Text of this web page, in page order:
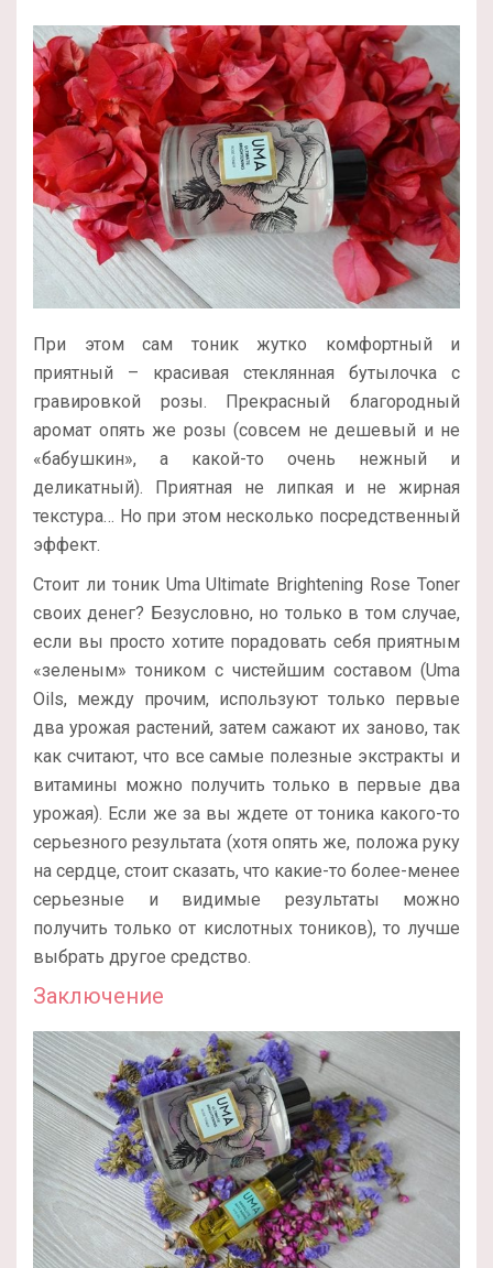
При этом сам тоник жутко комфортный и
приятный – красивая стеклянная бутылочка с
гравировкой розы. Прекрасный благородный
аромат опять же розы (совсем не дешевый и не
«бабушкин», а какой-то очень нежный и
деликатный). Приятная не липкая и не жирная
текстура… Но при этом несколько посредственный
эффект.
Стоит ли тоник Uma Ultimate Brightening Rose Toner
своих денег? Безусловно, но только в том случае,
если вы просто хотите порадовать себя приятным
«зеленым» тоником с чистейшим составом (Uma
Oils, между прочим, используют только первые
два урожая растений, затем сажают их заново, так
как считают, что все самые полезные экстракты и
витамины можно получить только в первые два
урожая). Если же за вы ждете от тоника какого-то
серьезного результата (хотя опять же, положа руку
на сердце, стоит сказать, что какие-то более-менее
серьезные и видимые результаты можно
получить только от кислотных тоников), то лучше
выбрать другое средство.
Заключение